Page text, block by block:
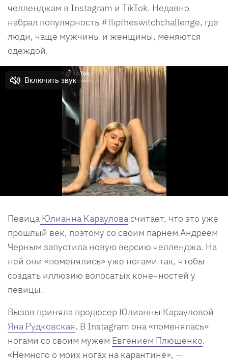
челленджам в Instagram и TikTok. Недавно
набрал популярность #fliptheswitchchallenge, где
люди, чаще мужчины и женщины, меняются
одеждой.
Певица Юлианна Караулова считает, что это уже
прошлый век, поэтому со своим парнем Андреем
Черным запустила новую версию челленджа. На
ней они «поменялись» уже ногами так, чтобы
создать иллюзию волосатых конечностей у
певицы.
Вызов приняла продюсер Юлианны Карауловой
Яна Рудковская. В Instagram она «поменялась»
ногами со своим мужем Евгением Плющенко.
«Немного о моих ногах на карантине», —